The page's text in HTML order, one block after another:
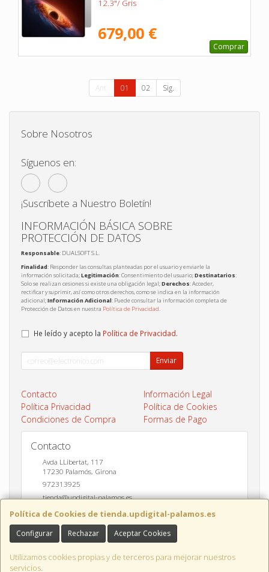
12.3"/ Gris
679,00 €
Comprar
Ant. 01 02 Sig.
Política de Cookies de tienda.updigital-palamos.es
Configurar Rechazar Aceptar Cookies
Utilizamos cookies propias y de terceros para mejorar nuestros
servicios.
Sobre Nosotros
Síguenos en:
¡Suscríbete a Nuestro Boletín!
INFORMACIÓN BÁSICA SOBRE
PROTECCIÓN DE DATOS
Responsable: DUALSOFT S.L.
Finalidad: Responder las consultas planteadas por el usuario y enviarle la
información solicitada;Legitimación: Consentimiento del usuario;Destinatarios:
Solo se realizan cesiones si existe una obligación legal;Derechos: Acceder,
rectificar y suprimir, así como otros derechos, como se indica en la información
adicional;Información Adicional: Puede consultar la información completa de
Protección de Datos en nuestra Política de Privacidad.
He leído y acepto la Política de Privacidad.
Enviar
Contacto
Información Legal
Política Privacidad
Política de Cookies
Condiciones de Compra
Formas de Pago
Contacto
Avda LLibertat, 117
17230 Palamós, Girona
972313925
tienda@updigital-palamos.es
Horario